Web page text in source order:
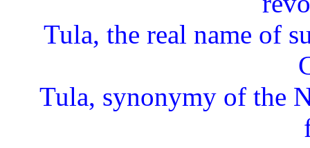
Tula, the real name of
Tula, synonymy of the